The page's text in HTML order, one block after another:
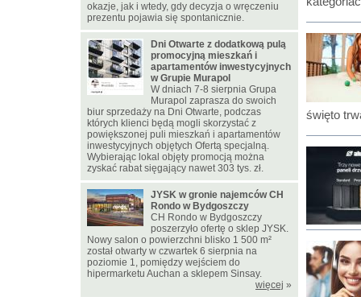
święto
okazje, jak i wtedy, gdy decyzja o wręczeniu
prezentu pojawia się spontanicznie.
Dni Otwarte z dodatkową pulą
promocyjną mieszkań i
apartamentów inwestycyjnych
w Grupie Murapol
W dniach 7-8 sierpnia Grupa
Murapol zaprasza do swoich
biur sprzedaży na Dni Otwarte, podczas
których klienci będą mogli skorzystać z
powiększonej puli mieszkań i apartamentów
inwestycyjnych objętych Ofertą specjalną.
Wybierając lokal objęty promocją można
zyskać rabat sięgający nawet 303 tys. zł.
JYSK w gronie najemców CH
Rondo w Bydgoszczy
CH Rondo w Bydgoszczy
poszerzyło ofertę o sklep JYSK.
Nowy salon o powierzchni blisko 1 500 m²
został otwarty w czwartek 6 sierpnia na
poziomie 1, pomiędzy wejściem do
hipermarketu Auchan a sklepem Sinsay.
więcej »